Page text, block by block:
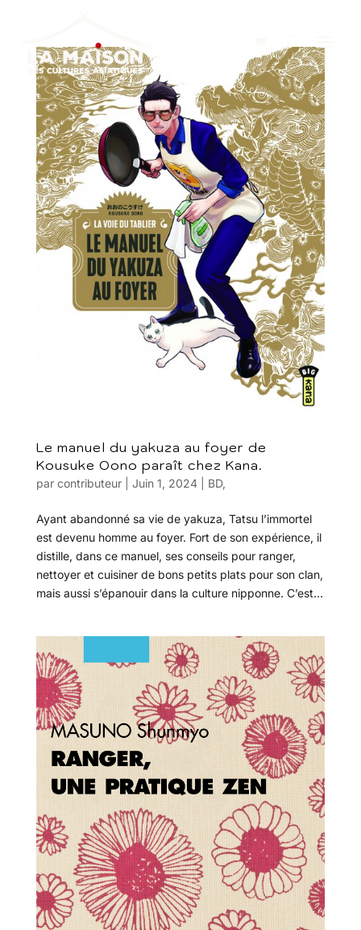
Le manuel du yakuza au foyer de
Kousuke Oono paraît chez Kana.
par contributeur| Juin 1, 2024| BD,
Ayant abandonné sa vie de yakuza, Tatsu l’immortel
est devenu homme au foyer. Fort de son expérience, il
distille, dans ce manuel, ses conseils pour ranger,
nettoyer et cuisiner de bons petits plats pour son clan,
mais aussi s’épanouir dans la culture nipponne. C’est...